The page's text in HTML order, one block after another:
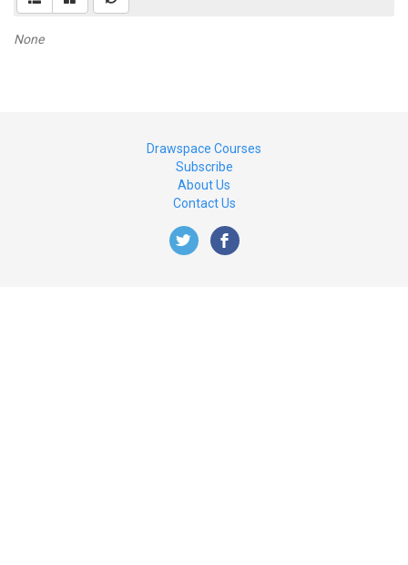
None
Drawspace Courses
Subscribe
About Us
Contact Us